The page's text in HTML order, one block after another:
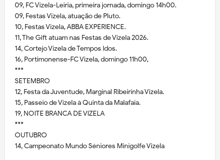
09, FC Vizela-Leiria, primeira jornada, domingo 14h00.
09, Festas Vizela, atuação de Pluto.
10, Festas Vizela, ABBA EXPERIENCE.
11, The Gift atuam nas Festas de Vizela 2026.
14, Cortejo Vizela de Tempos Idos.
16, Portimonense-FC Vizela, domingo 11h00,
***
SETEMBRO
12, Festa da Juventude, Marginal Ribeirinha Vizela.
15, Passeio de Vizela à Quinta da Malafaia.
19, NOITE BRANCA DE VIZELA
***
OUTUBRO
14, Campeonato Mundo Séniores Minigolfe Vizela